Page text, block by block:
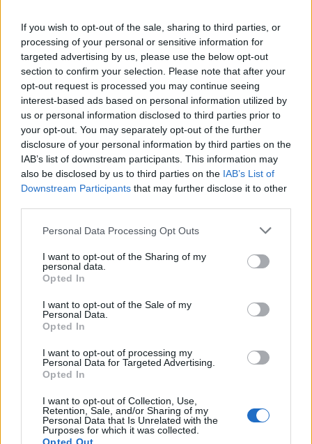
If you wish to opt-out of the sale, sharing to third parties, or
processing of your personal or sensitive information for
targeted advertising by us, please use the below opt-out
section to confirm your selection. Please note that after your
opt-out request is processed you may continue seeing
interest-based ads based on personal information utilized by
us or personal information disclosed to third parties prior to
your opt-out. You may separately opt-out of the further
disclosure of your personal information by third parties on the
IAB’s list of downstream participants. This information may
also be disclosed by us to third parties on the IAB’s List of
Downstream Participants that may further disclose it to other
Personal Data Processing Opt Outs
I want to opt-out of the Sharing of my
personal data.
Opted In
I want to opt-out of the Sale of my
Personal Data.
Opted In
I want to opt-out of processing my
Personal Data for Targeted Advertising.
Opted In
I want to opt-out of Collection, Use,
Retention, Sale, and/or Sharing of my
Personal Data that Is Unrelated with the
Purposes for which it was collected.
Famosos que cumplen años el 22 de
agosto